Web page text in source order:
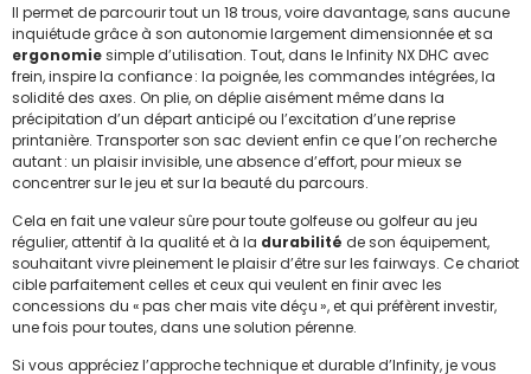
Il permet de parcourir tout un 18 trous, voire davantage, sans aucune
inquiétude grâce à son autonomie largement dimensionnée et sa
ergonomiesimple d’utilisation. Tout, dans le Infinity NX DHC avec
frein, inspire la confiance : la poignée, les commandes intégrées, la
solidité des axes. On plie, on déplie aisément même dans la
précipitation d’un départ anticipé ou l’excitation d’une reprise
printanière. Transporter son sac devient enfin ce que l’on recherche
autant : un plaisir invisible, une absence d’effort, pour mieux se
concentrer sur le jeu et sur la beauté du parcours.
Cela en fait une valeur sûre pour toute golfeuse ou golfeur au jeu
régulier, attentif à la qualité et à la durabilité de son équipement,
souhaitant vivre pleinement le plaisir d’être sur les fairways. Ce chariot
cible parfaitement celles et ceux qui veulent en finir avec les
concessions du « pas cher mais vite déçu », et qui préfèrent investir,
une fois pour toutes, dans une solution pérenne.
Si vous appréciez l’approche technique et durable d’Infinity, je vous